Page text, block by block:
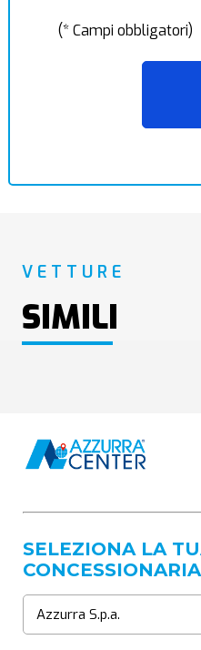
(* Campi obbligatori)
VETTURE
SIMILI
SELEZIONA LA
CONCESSIONARIA